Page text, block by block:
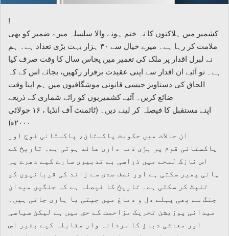
!
کشمیر میں ہلاکتوں کا نہ ختم ہونے والا سلسلہ میرے ضمیر کو بھی
ملامت کر رہا ہے۔ میرے خیال سے ۳۰ ہزار بہت بڑی تعداد ہے۔ ہم
نے لبرل اقدار پر ملک کی تعمیر میں پچاس سال کا وقت صرف کیا
ہے۔ تو آئیے ان اقدار سے اپنی عقیدت برقرار رکھیں، بجائے اس کے کہ
الحاق کی دستاویز جیسی قانونی موشگافیوں میں ہم اپنا وقت
ضائع کریں۔ آئیے کشمیریوں کو رائے شماری کے ذریعے
اپنے مستقبل کا فیصلہ کر لینے دیں۔ (ٹائمنٹ آف انڈیا ، ۱۶ جولائی
۲۰۰۰ء)
ان حالات میں حکومت پاکستان، پاکستانی فوج اور
پاکستانی قوم پر بڑی ذمہ داری عائد ہوتی ہے۔ تاریخ کے
اس نازک لمحے میں ذراسی بے تدبیری سارے کیے دھرے پر
پانی پھیر سکتی ہے اور نصف صدی سے زائد کی قربانیوں کو
تلپٹ کر سکتی ہے۔ تاریخ کا فیصلہ ہے کہ جنگیں میدان
جنگ سے بھی پہلے دل و دماغ میں جیتی یا ہاری جاتی ہیں۔
میدانی پوزیشن تحریک مزاحمت کے حق میں ہے لیکن سیاسی
اور معاشی دباؤ کا مردانہ وار مقابلہ کیے بغیر اس